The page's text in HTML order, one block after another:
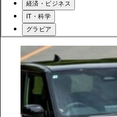
経済・ビジネス
IT・科学
グラビア